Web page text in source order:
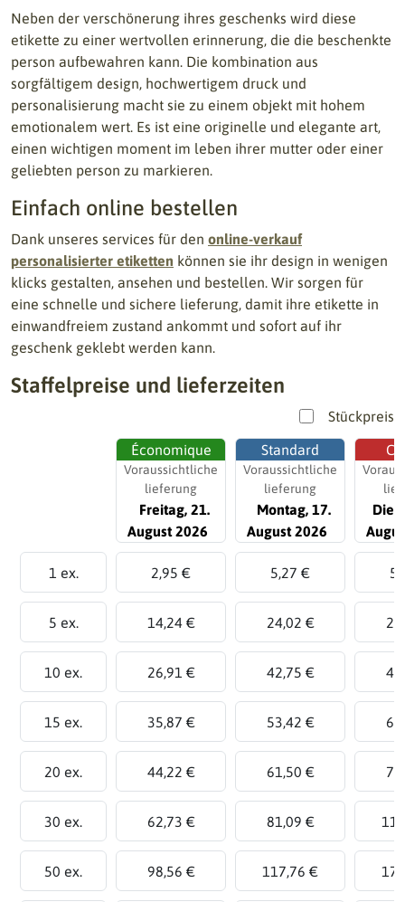
Neben der verschönerung ihres geschenks wird diese
etikette zu einer wertvollen erinnerung, die die beschenkte
person aufbewahren kann. Die kombination aus
sorgfältigem design, hochwertigem druck und
personalisierung macht sie zu einem objekt mit hohem
emotionalem wert. Es ist eine originelle und elegante art,
einen wichtigen moment im leben ihrer mutter oder einer
geliebten person zu markieren.
Einfach online bestellen
Dank unseres services für den online-verkauf
personalisierter etiketten können sie ihr design in wenigen
klicks gestalten, ansehen und bestellen. Wir sorgen für
eine schnelle und sichere lieferung, damit ihre etikette in
einwandfreiem zustand ankommt und sofort auf ihr
geschenk geklebt werden kann.
Staffelpreise und lieferzeiten
Stückpreis
Économique
Voraussichtliche
lieferung
Freitag, 21.
August 2026
Standard
Voraussichtliche
lieferung
Montag, 17.
August 2026
1 ex. 2,95 € 5,27 €
5 ex. 14,24 € 24,02 €
10 ex. 26,91 € 42,75 €
15 ex. 35,87 € 53,42 €
20 ex. 44,22 € 61,50 €
30 ex. 62,73 € 81,09 €
50 ex. 98,56 € 117,76 €